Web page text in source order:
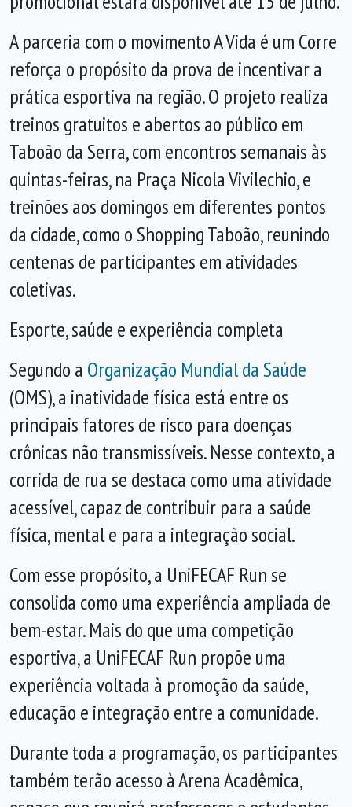
A parceria com o movimento A Vida é um Corre
reforça o propósito da prova de incentivar a
prática esportiva na região. O projeto realiza
treinos gratuitos e abertos ao público em
Taboão da Serra, com encontros semanais às
quintas-feiras, na Praça Nicola Vivilechio, e
treinões aos domingos em diferentes pontos
da cidade, como o Shopping Taboão, reunindo
centenas de participantes em atividades
coletivas.
Esporte, saúde e experiência completa
Segundo a Organização Mundial da Saúde
(OMS), a inatividade física está entre os
principais fatores de risco para doenças
crônicas não transmissíveis. Nesse contexto, a
corrida de rua se destaca como uma atividade
acessível, capaz de contribuir para a saúde
física, mental e para a integração social.
Com esse propósito, a UniFECAF Run se
consolida como uma experiência ampliada de
bem-estar. Mais do que uma competição
esportiva, a UniFECAF Run propõe uma
experiência voltada à promoção da saúde,
educação e integração entre a comunidade.
Durante toda a programação, os participantes
também terão acesso à Arena Acadêmica,